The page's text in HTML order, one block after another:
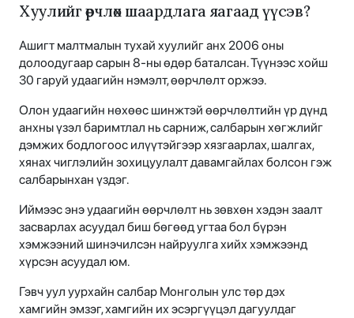
Хуулийг өөрчлөх шаардлага яагаад үүсэв?
Ашигт малтмалын тухай хуулийг анх 2006 оны
долоодугаар сарын 8-ны өдөр баталсан. Түүнээс хойш
30 гаруй удаагийн нэмэлт, өөрчлөлт оржээ.
Олон удаагийн нөхөөс шинжтэй өөрчлөлтийн үр дүнд
анхны үзэл баримтлал нь сарниж, салбарын хөгжлийг
дэмжих бодлогоос илүүтэйгээр хязгаарлах, шалгах,
хянах чиглэлийн зохицуулалт давамгайлах болсон гэж
салбарынхан үздэг.
Иймээс энэ удаагийн өөрчлөлт нь зөвхөн хэдэн заалт
засварлах асуудал биш бөгөөд угтаа бол бүрэн
хэмжээний шинэчилсэн найруулга хийх хэмжээнд
хүрсэн асуудал юм.
Гэвч уул уурхайн салбар Монголын улс төр дэх
хамгийн эмзэг, хамгийн их эсэргүүцэл дагуулдаг